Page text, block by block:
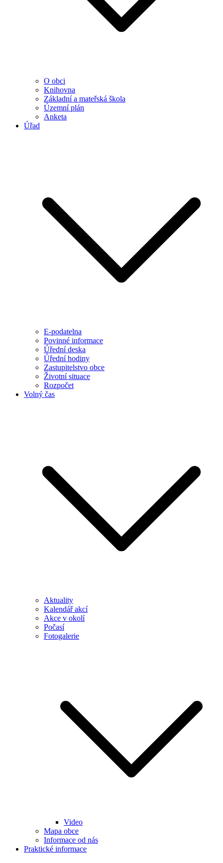
O obci
Knihovna
Základní a mateřská škola
Územní plán
Anketa
Úřad
E-podatelna
Povinné informace
Úřední deska
Úřední hodiny
Zastupitelstvo obce
Životní situace
Rozpočet
Volný čas
Aktuality
Kalendář akcí
Akce v okolí
Počasí
Fotogalerie
Video
Mapa obce
Informace od nás
Praktické informace